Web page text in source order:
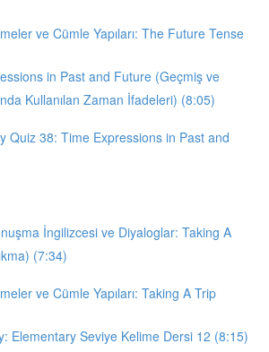
ve Cümle Yapıları: The Future Tense
in Past and Future (Geçmiş ve
Kullanılan Zaman İfadeleri) (8:05)
Quiz 38: Time Expressions in Past and
İngilizcesi ve Diyaloglar: Taking A
(7:34)
ve Cümle Yapıları: Taking A Trip
Elementary Seviye Kelime Dersi 12 (8:15)